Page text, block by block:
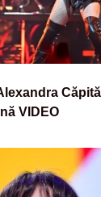
VIDEO